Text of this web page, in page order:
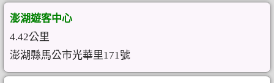
澎湖遊客中心
4.42公里
澎湖縣馬公市光華里171號